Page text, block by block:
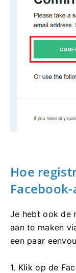
Hoe
Je hebt ook de
aan te maken
een paar
1. Klik op de